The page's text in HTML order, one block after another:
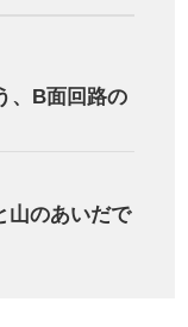
、B面回路の
山のあいだで